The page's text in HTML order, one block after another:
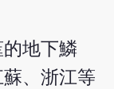
地下鱗
、浙江等